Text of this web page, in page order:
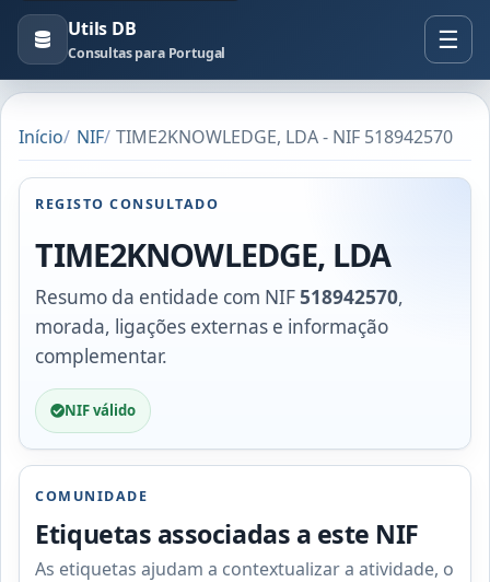
Utils DB
Consultas para Portugal
Início NIF TIME2KNOWLEDGE, LDA - NIF 518942570
REGISTO CONSULTADO
TIME2KNOWLEDGE, LDA
Resumo da entidade com NIF518942570,
morada, ligações externas e informação
complementar.
NIF válido
COMUNIDADE
Etiquetas associadas a este NIF
As etiquetas ajudam a contextualizar a atividade, o